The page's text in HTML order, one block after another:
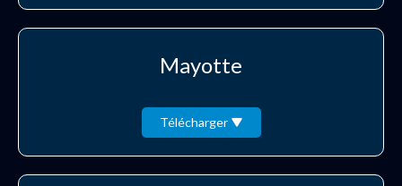
Mayotte
Télécharger